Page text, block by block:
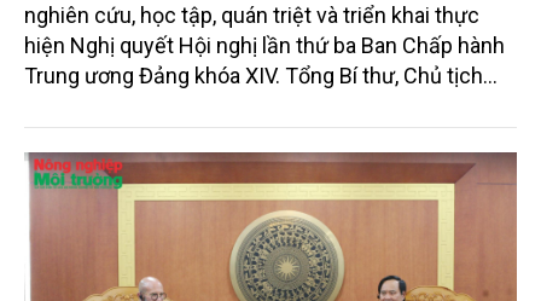
nghiên cứu, học tập, quán triệt và triển khai thực
hiện Nghị quyết Hội nghị lần thứ ba Ban Chấp hành
Trung ương Đảng khóa XIV. Tổng Bí thư, Chủ tịch
trọng. Tạp chí Nông nghiệp và Môi trường trân trọng
giới thiệu toàn văn bài phát biểu của đồng chí Tổng
Bí thư, Chủ tịch nước.